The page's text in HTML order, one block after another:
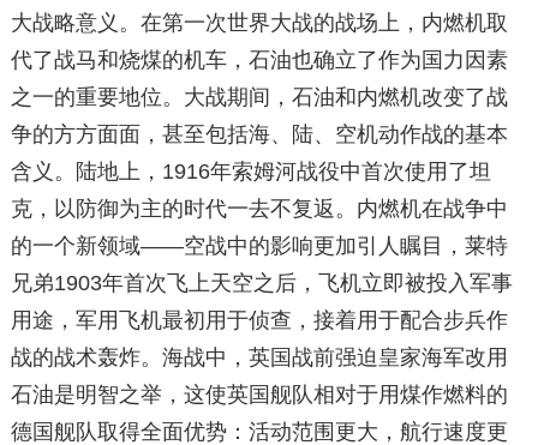
大战略意义。在第一次世界大战的战场上，内燃机取
代了战马和烧煤的机车，石油也确立了作为国力因素
之一的重要地位。大战期间，石油和内燃机改变了战
争的方方面面，甚至包括海、陆、空机动作战的基本
含义。陆地上，1916年索姆河战役中首次使用了坦
克，以防御为主的时代一去不复返。内燃机在战争中
的一个新领域——空战中的影响更加引人瞩目，莱特
兄弟1903年首次飞上天空之后，飞机立即被投入军事
用途，军用飞机最初用于侦查，接着用于配合步兵作
战的战术轰炸。海战中，英国战前强迫皇家海军改用
石油是明智之举，这使英国舰队相对于用煤作燃料的
德国舰队取得全面优势：活动范围更大，航行速度更